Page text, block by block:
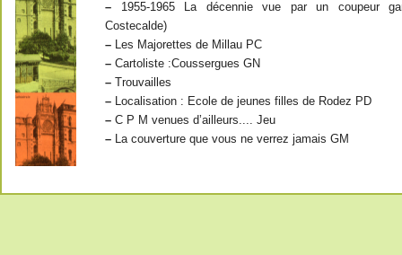
– 1955-1965 La décennie vue par un coupeur
Costecalde)
– Les Majorettes de Millau PC
– Cartoliste :Coussergues GN
– Trouvailles
– Localisation : Ecole de jeunes filles de Rodez PD
– C P M venues d’ailleurs.... Jeu
– La couverture que vous ne verrez jamais GM